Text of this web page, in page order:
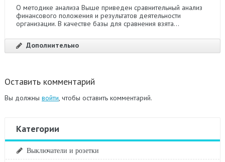
О методике анализа Выше приведен сравнительный анализ
финансового положения и результатов деятельности
организации. В качестве базы для сравнения взята...
Дополнительно
Оставить комментарий
Вы должны войти , чтобы оставить комментарий.
Категории
Выключатели и розетки